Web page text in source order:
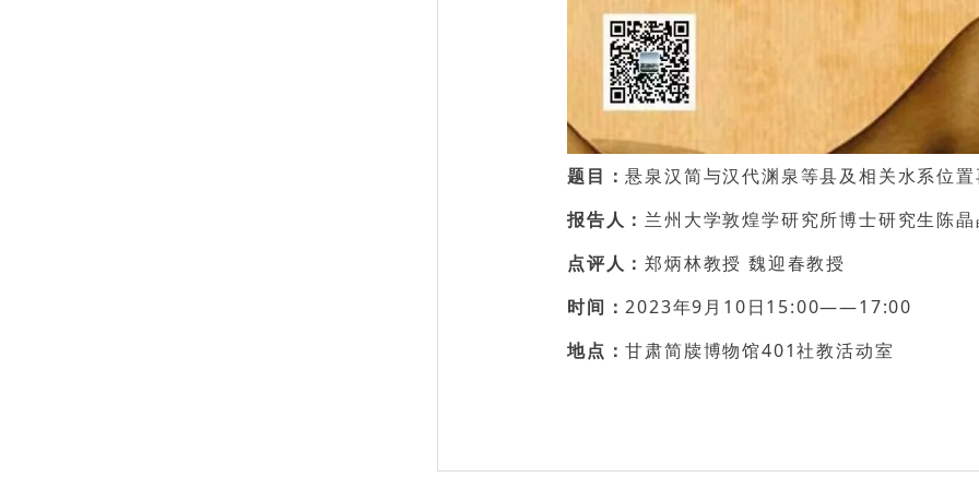
题目：悬泉汉简与汉代渊泉等县及相关水系位
报告人： 兰州大学敦煌学研究所博士研究生陈
点评人：郑炳林教授 魏迎春教授
时间：2023年9月10日15:00——17:00
地点：甘肃简牍博物馆401社教活动室